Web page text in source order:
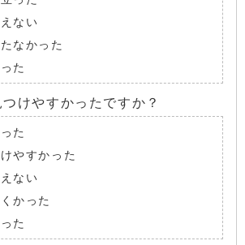
ない
なかった
た
けやすかったですか？
た
やすかった
ない
かった
た